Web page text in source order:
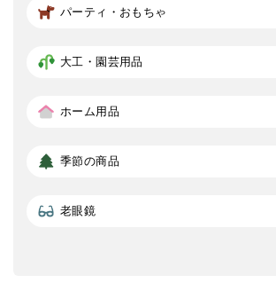
パーティ・おもちゃ
大工・園芸用品
ホーム用品
季節の商品
老眼鏡